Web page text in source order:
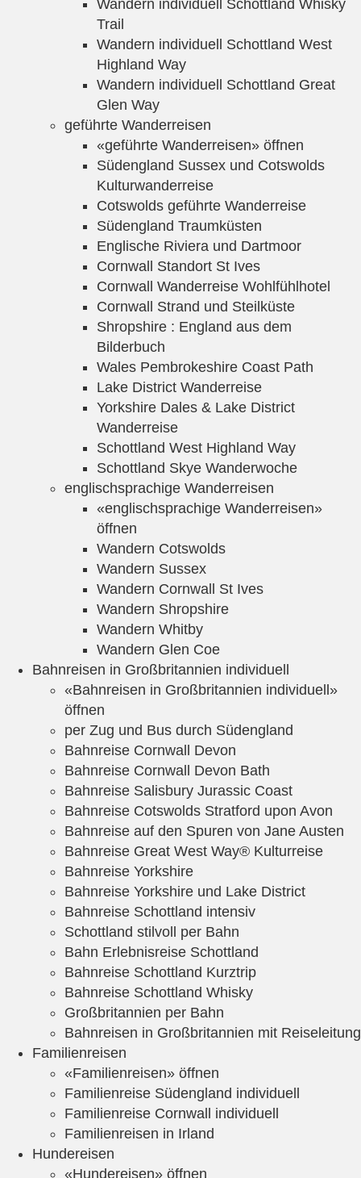
Wandern individuell Schottland Whisky
Trail
Wandern individuell Schottland West
Highland Way
Wandern individuell Schottland Great
Glen Way
geführte Wanderreisen
«geführte Wanderreisen» öffnen
Südengland Sussex und Cotswolds
Kulturwanderreise
Cotswolds geführte Wanderreise
Südengland Traumküsten
Englische Riviera und Dartmoor
Cornwall Standort St Ives
Cornwall Wanderreise Wohlfühlhotel
Cornwall Strand und Steilküste
Shropshire : England aus dem
Bilderbuch
Wales Pembrokeshire Coast Path
Lake District Wanderreise
Yorkshire Dales & Lake District
Wanderreise
Schottland West Highland Way
Schottland Skye Wanderwoche
englischsprachige Wanderreisen
«englischsprachige Wanderreisen»
öffnen
Wandern Cotswolds
Wandern Sussex
Wandern Cornwall St Ives
Wandern Shropshire
Wandern Whitby
Wandern Glen Coe
Bahnreisen in Großbritannien individuell
«Bahnreisen in Großbritannien individuell»
öffnen
per Zug und Bus durch Südengland
Bahnreise Cornwall Devon
Bahnreise Cornwall Devon Bath
Bahnreise Salisbury Jurassic Coast
Bahnreise Cotswolds Stratford upon Avon
Bahnreise auf den Spuren von Jane Austen
Bahnreise Great West Way® Kulturreise
Bahnreise Yorkshire
Bahnreise Yorkshire und Lake District
Bahnreise Schottland intensiv
Schottland stilvoll per Bahn
Bahn Erlebnisreise Schottland
Bahnreise Schottland Kurztrip
Bahnreise Schottland Whisky
Großbritannien per Bahn
Bahnreisen in Großbritannien mit Reiseleitung
Familienreisen
«Familienreisen» öffnen
Familienreise Südengland individuell
Familienreise Cornwall individuell
Familienreisen in Irland
Hundereisen
«Hundereisen» öffnen